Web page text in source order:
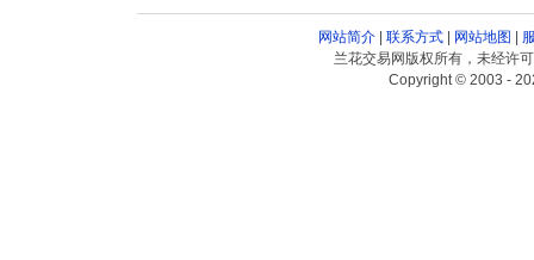
网站简介| 联系方式| 网站地图 |
兰花交易网版权所有，未经许
Copyright © 2003 -